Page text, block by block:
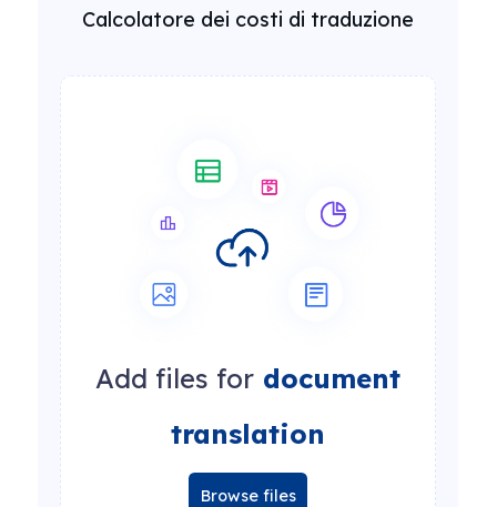
Calcolatore dei costi di traduzione
Add files for document
translation
Browse files